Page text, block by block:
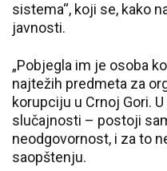
sistema“, koji se, kako
javnosti.
„Pobjegla im je osoba
najtežih predmeta za
korupciju u Crnoj Gori.
slučajnosti – postoji
neodgovornost, i za to
saopštenju.